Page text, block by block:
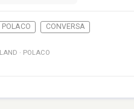
POLACO CONVERSA
· POLACO